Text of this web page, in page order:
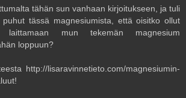
tähän sun vanhaan kirjoitukseen, ja tuli
puhut tässä magnesiumista, että oisitko ollut
laittamaan mun tekemän magnesium
loppuun?
http://lisaravinnetieto.com/magnesiumin-